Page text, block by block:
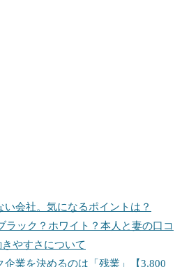
会社。気になるポイントは？
ラック？ホワイト？本人と妻の口コ
やすさについて
業を決めるのは「残業」【3,800